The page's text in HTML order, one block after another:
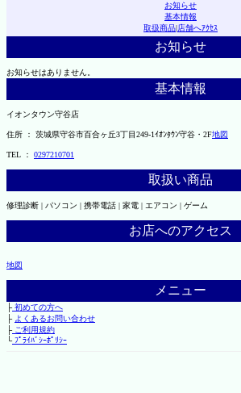
お知らせ
基本情報
取扱商品|店舗へｱｸｾｽ
お知らせ
お知らせはありません。
基本情報
イオンタウン守谷店
住所 ： 茨城県守谷市百合ヶ丘3丁目249-1ｲｵﾝﾀｳﾝ守谷・2F地図
TEL ： 0297210701
取扱い商品
修理診断 | パソコン | 携帯電話 | 家電 | エアコン | ゲーム
お店へのアクセス
地図
メニュー
├初めての方へ
├ よくあるお問い合わせ
├ご利用規約
└ﾌﾟﾗｲﾊﾞｼｰﾎﾟﾘｼｰ